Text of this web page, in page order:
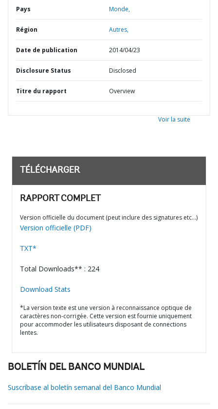
Pays Monde,
Région Autres,
Date de publication 2014/04/23
Disclosure Status Disclosed
Titre du rapport Overview
Voir la suite
TÉLÉCHARGER
RAPPORT COMPLET
Version officielle du document (peut inclure des signatures etc…)
Version officielle (PDF)
TXT*
Total Downloads** : 224
Download Stats
*La version texte est une version à reconnaissance optique de
caractères non-corrigée. Cette version est fournie uniquement
pour accommoder les utilisateurs disposant de connections
lentes.
BOLETÍN DEL BANCO MUNDIAL
Suscríbase al boletín semanal del Banco Mundial